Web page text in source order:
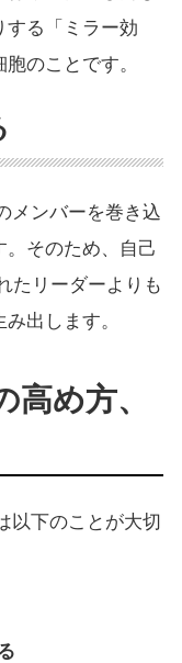
する「ミラー効
のことです。
メンバーを巻き込
そのため、自己
たリーダーよりも
出します。
高め方、
以下のことが大切